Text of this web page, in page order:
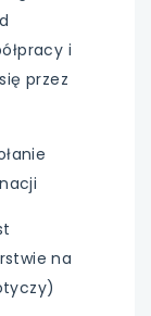
i
przez
na